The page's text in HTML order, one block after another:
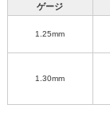
ゲージ
1.25mm
1.30mm